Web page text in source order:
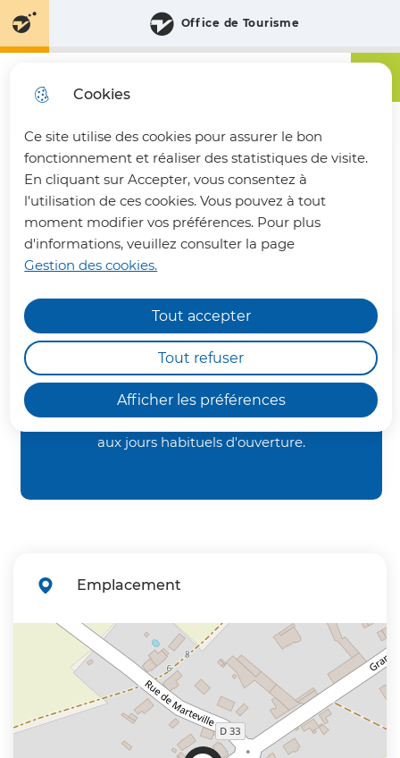
Cookies
Ce site utilise des cookies pour assurer le bon
fonctionnement et réaliser des statistiques de visite.
En cliquant sur Accepter, vous consentez à
l'utilisation de ces cookies. Vous pouvez à tout
moment modifier vos préférences. Pour plus
d'informations, veuillez consulter la page
Gestion des cookies.
Afficher les préférences
Tout accepter
Tout refuser
menu
Aller à la
Aller au
principal
du site
fermer
INFOS PRATIQUES
Les déchèteries intercommunales de Bohain-
en-Vermandois, Joncourt et Vermand,
fonctionneront en horaires aménagés : de
à 13h45, jusqu'au samedi 29 août 2026 inclus,
aux jours habituels d'ouverture.
Office de Tourisme
Communauté de Communes du Pays du Vermandois
Menu principal
ATTILLY
Annuaire des communes
Maire
: Monsieur Patrice
MIANNAY
Emplacement